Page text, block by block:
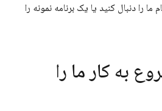
ما را دنبال کنید یا یک برنامه نمونه را
به کار ما را